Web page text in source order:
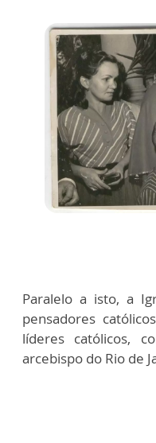
Paralelo a isto, a
pensadores
líderes católicos,
arcebispo do Rio de